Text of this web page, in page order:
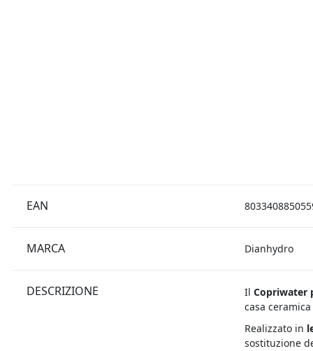
EAN
MARCA Dianhydro
DESCRIZIONE Il Copriwater
casa
Realizzato in
sostituzione